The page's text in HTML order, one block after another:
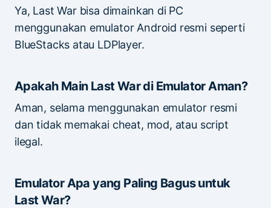
Ya, Last War bisa dimainkan di PC
menggunakan emulator Android resmi seperti
BlueStacks atau LDPlayer.
Apakah Main Last War di Emulator Aman?
Aman, selama menggunakan emulator resmi
dan tidak memakai cheat, mod, atau script
ilegal.
Emulator Apa yang Paling Bagus untuk
Last War?